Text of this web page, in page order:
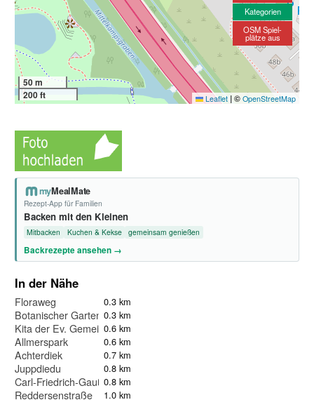
50 m
200 ft
Leaflet |© OpenStreetMap
Kategorien
OSM Spiel-
plätze aus
myMealMate
Rezept-App für Familien
Backen mit den Kleinen
Mitbacken Kuchen & Kekse gemeinsam genießen
Backrezepte ansehen →
In der Nähe
Floraweg 0.3 km
Botanischer Garten Bremen
0.3 km
Kita der Ev. Gemeinde Horn
0.6 km
Allmerspark 0.6 km
Achterdiek 0.7 km
Juppdiedu 0.8 km
Carl-Friedrich-Gauß-Straße
0.8 km
Reddersenstraße 1.0 km